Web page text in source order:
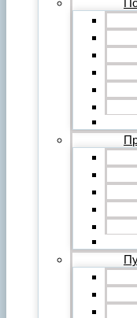
Фильм
Музыка
Песня
Поп
Рок
Мастерская
Гражданинъ
Все темы
О литературе
О политике
О музыке
О кино
О разном
Комментарии
Пользователи